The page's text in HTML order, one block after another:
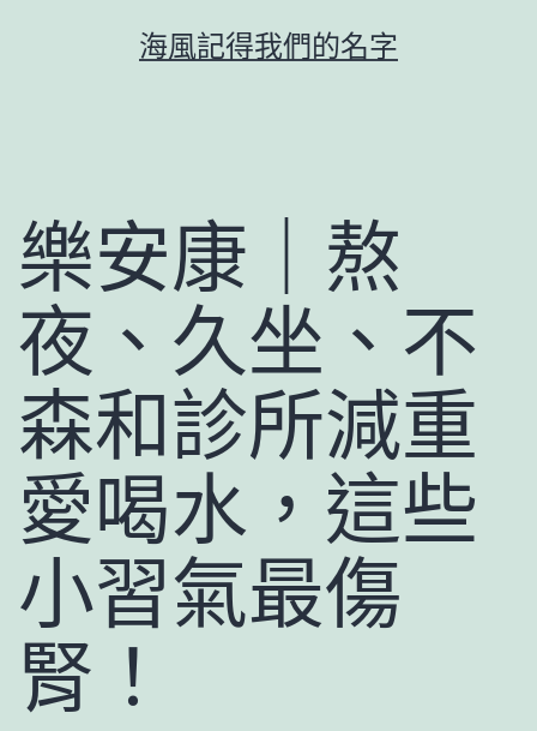
海風記得我們的名字
樂安康｜熬
夜、久坐、不
森和診所減重
愛喝水，這些
小習氣最傷
腎！